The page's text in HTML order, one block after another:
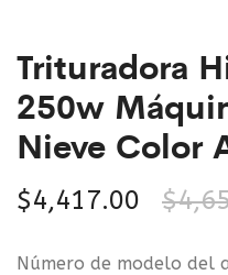
Trituradora
250w
Nieve Color
$
$4,417.00
Número de modelo del